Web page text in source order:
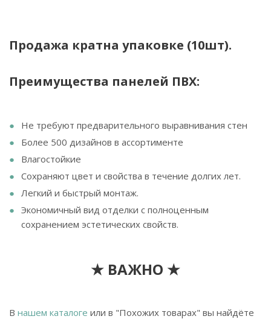
Продажа кратна упаковке (10шт).
Преимущества панелей ПВХ:
Не требуют предварительного выравнивания стен
Более 500 дизайнов в ассортименте
Влагостойкие
Сохраняют цвет и свойства в течение долгих лет.
Легкий и быстрый монтаж.
Экономичный вид отделки с полноценным
сохранением эстетических свойств.
★ ВАЖНО ★
В нашем каталоге или в "Похожих товарах" вы найдёте